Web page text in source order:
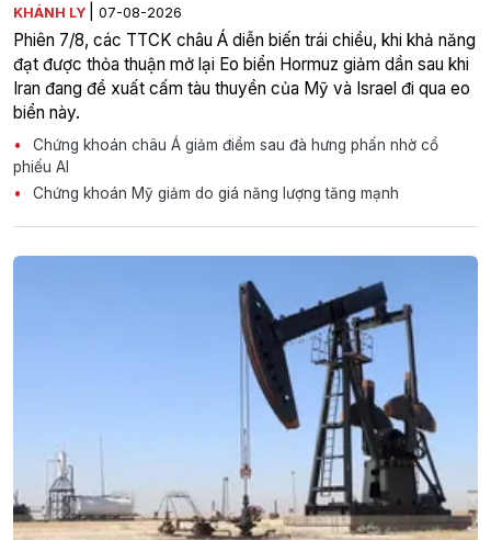
KHÁNH LY 07-08-2026
Phiên 7/8, các TTCK châu Á diễn biến trái chiều, khi khả năng
đạt được thỏa thuận mở lại Eo biển Hormuz giảm dần sau khi
Iran đang đề xuất cấm tàu thuyền của Mỹ và Israel đi qua eo
biển này.
Chứng khoán châu Á giảm điểm sau đà hưng phấn nhờ cổ
phiếu AI
Chứng khoán Mỹ giảm do giá năng lượng tăng mạnh